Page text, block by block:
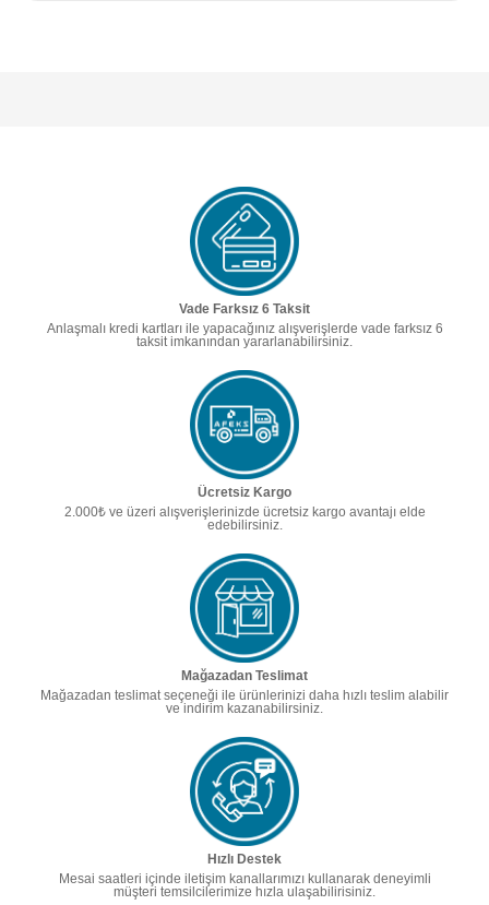
Vade Farksız 6 Taksit
Anlaşmalı kredi kartları ile yapacağınız alışverişlerde vade farksız 6
taksit imkanından yararlanabilirsiniz.
Ücretsiz Kargo
2.000₺ ve üzeri alışverişlerinizde ücretsiz kargo avantajı elde
edebilirsiniz.
Mağazadan Teslimat
Mağazadan teslimat seçeneği ile ürünlerinizi daha hızlı teslim alabilir
ve indirim kazanabilirsiniz.
Hızlı Destek
Mesai saatleri içinde iletişim kanallarımızı kullanarak deneyimli
müşteri temsilcilerimize hızla ulaşabilirisiniz.